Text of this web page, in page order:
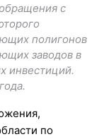
с
полигонов
заводов в
инвестиций.
по